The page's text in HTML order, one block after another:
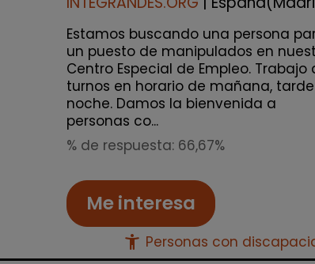
Estamos buscando una persona
un puesto de manipulados en
Centro Especial de Empleo. Trabajo
turnos en horario de mañana,
noche. Damos la bienvenida a
personas co...
% de respuesta: 66,67%
Me interesa
accessibility_new Personas con